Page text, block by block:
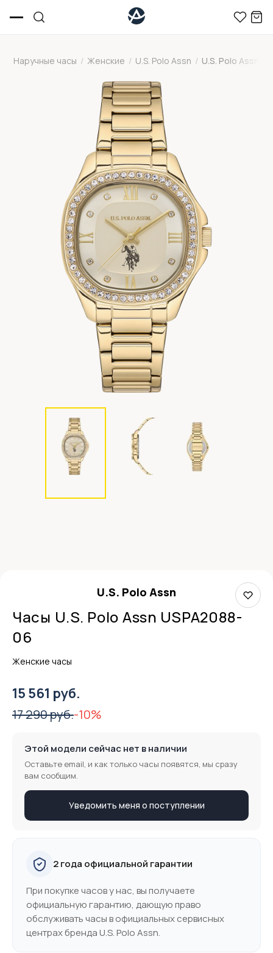
Наручные часы / Женские / U.S. Polo Assn / U.S. Polo Assn
U.S. Polo Assn
Часы U.S. Polo Assn USPA2088-
06
Женские часы
15 561 руб.
17 290 руб.-10%
Этой модели сейчас нет в наличии
Оставьте email, и как только часы появятся, мы сразу
вам сообщим.
Уведомить меня о поступлении
2 года официальной гарантии
При покупке часов у нас, вы получаете
официальную гарантию, дающую право
обслуживать часы в официальных сервисных
центрах бренда U.S. Polo Assn.